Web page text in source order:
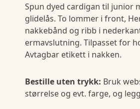
Spun dyed cardigan til junior
glidelås. To lommer i front,
nakkebånd og ribb i
ermavslutning. Tilpasset for
Avtagbar etikett i nakken.
Bestille uten trykk: Bruk
størrelse og evt. farge, og